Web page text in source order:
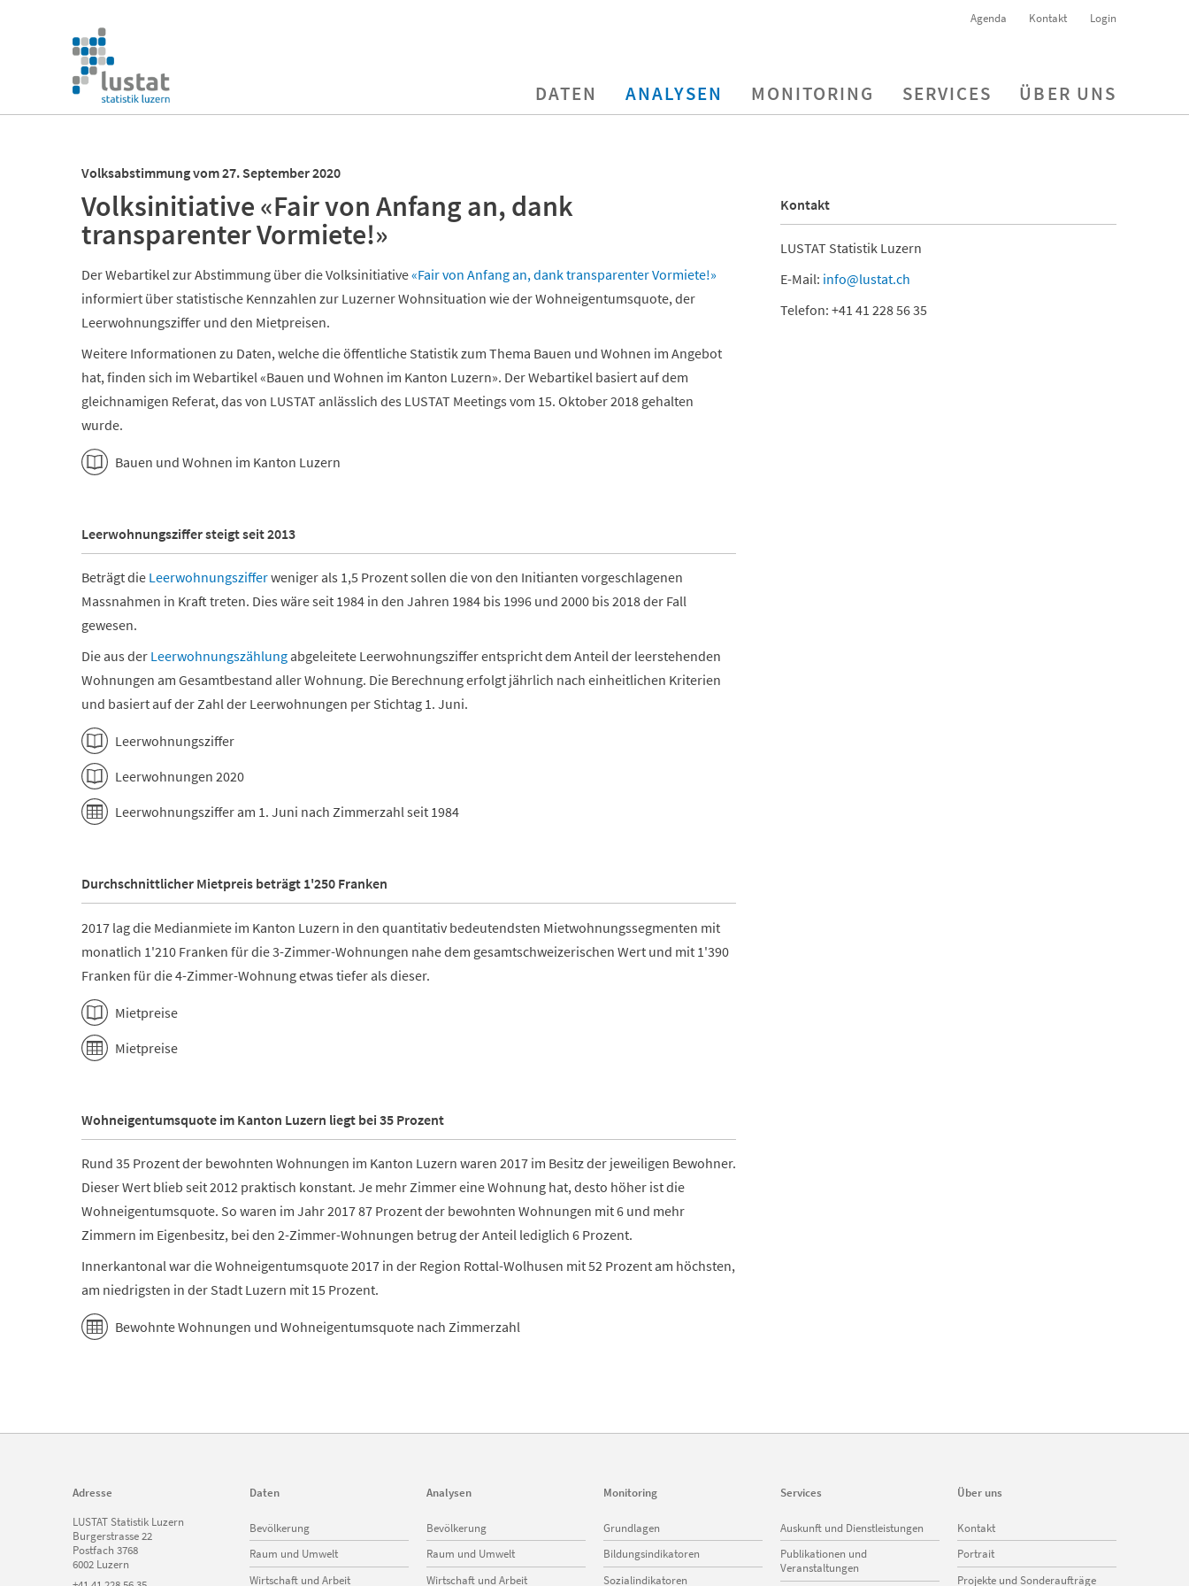
überspringen
Agenda Kontakt Login
Navigation
überspringen
DATEN ANALYSEN MONITORING SERVICES ÜBER UNS
Volksabstimmung vom 27. September 2020
Volksinitiative «Fair von Anfang an, dank
transparenter Vormiete!»
Der Webartikel zur Abstimmung über die Volksinitiative«Fair von Anfang an, dank transparenter Vormiete!»
informiert über statistische Kennzahlen zur Luzerner Wohnsituation wie der Wohneigentumsquote, der
Leerwohnungsziffer und den Mietpreisen.
Weitere Informationen zu Daten, welche die öffentliche Statistik zum Thema Bauen und Wohnen im Angebot
hat, finden sich im Webartikel «Bauen und Wohnen im Kanton Luzern». Der Webartikel basiert auf dem
gleichnamigen Referat, das von LUSTAT anlässlich des LUSTAT Meetings vom 15. Oktober 2018 gehalten
wurde.
Bauen und Wohnen im Kanton Luzern
Leerwohnungsziffer steigt seit 2013
Beträgt die Leerwohnungszifferweniger als 1,5 Prozent sollen die von den Initianten vorgeschlagenen
Massnahmen in Kraft treten. Dies wäre seit 1984 in den Jahren 1984 bis 1996 und 2000 bis 2018 der Fall
gewesen.
Die aus der Leerwohnungszählung abgeleitete Leerwohnungsziffer entspricht dem Anteil der leerstehenden
Wohnungen am Gesamtbestand aller Wohnung. Die Berechnung erfolgt jährlich nach einheitlichen Kriterien
und basiert auf der Zahl der Leerwohnungen per Stichtag 1. Juni.
Leerwohnungsziffer
Leerwohnungen 2020
Leerwohnungsziffer am 1. Juni nach Zimmerzahl seit 1984
Durchschnittlicher Mietpreis beträgt 1'250 Franken
2017 lag die Medianmiete im Kanton Luzern in den quantitativ bedeutendsten Mietwohnungssegmenten mit
monatlich 1'210 Franken für die 3-Zimmer-Wohnungen nahe dem gesamtschweizerischen Wert und mit 1'390
Franken für die 4-Zimmer-Wohnung etwas tiefer als dieser.
Mietpreise
Mietpreise
Wohneigentumsquote im Kanton Luzern liegt bei 35 Prozent
Rund 35 Prozent der bewohnten Wohnungen im Kanton Luzern waren 2017 im Besitz der jeweiligen Bewohner.
Dieser Wert blieb seit 2012 praktisch konstant. Je mehr Zimmer eine Wohnung hat, desto höher ist die
Wohneigentumsquote. So waren im Jahr 2017 87 Prozent der bewohnten Wohnungen mit 6 und mehr
Zimmern im Eigenbesitz, bei den 2-Zimmer-Wohnungen betrug der Anteil lediglich 6 Prozent.
Innerkantonal war die Wohneigentumsquote 2017 in der Region Rottal-Wolhusen mit 52 Prozent am höchsten,
am niedrigsten in der Stadt Luzern mit 15 Prozent.
Bewohnte Wohnungen und Wohneigentumsquote nach Zimmerzahl
Kontakt
LUSTAT Statistik Luzern
E-Mail: info@lustat.ch
Telefon: +41 41 228 56 35
Adresse
LUSTAT Statistik Luzern
Burgerstrasse 22
Postfach 3768
6002 Luzern
Daten
überspringen
Bevölkerung
Raum und Umwelt
Wirtschaft und Arbeit
Analysen
überspringen
Bevölkerung
Raum und Umwelt
Wirtschaft und Arbeit
Monitoring
überspringen
Grundlagen
Bildungsindikatoren
Sozialindikatoren
Services
überspringen
Auskunft und Dienstleistungen
Publikationen und
Veranstaltungen
Über uns
überspringen
Kontakt
Portrait
Projekte und Sonderaufträge